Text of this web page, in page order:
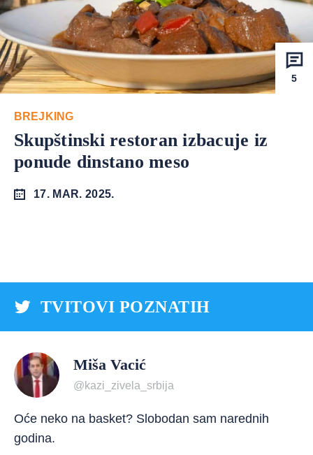
5
BREJKING
Skupštinski restoran izbacuje iz
ponude dinstano meso
17. MAR. 2025.
TVITOVI POZNATIH
Miša Vacić
@kazi_zivela_srbija
Oće neko na basket? Slobodan sam narednih
godina.